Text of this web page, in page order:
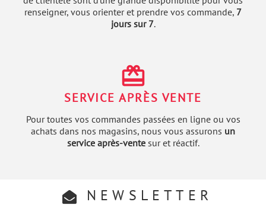
renseigner, vous orienter et prendre vos commande, 7
jours sur 7.
redeem
SERVICE APRÈS VENTE
Pour toutes vos commandes passées en ligne ou vos
achats dans nos magasins, nous vous assurons un
service après-ventesur et réactif.
NEWSLETTER